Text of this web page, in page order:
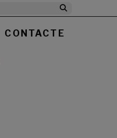
CONTACTE